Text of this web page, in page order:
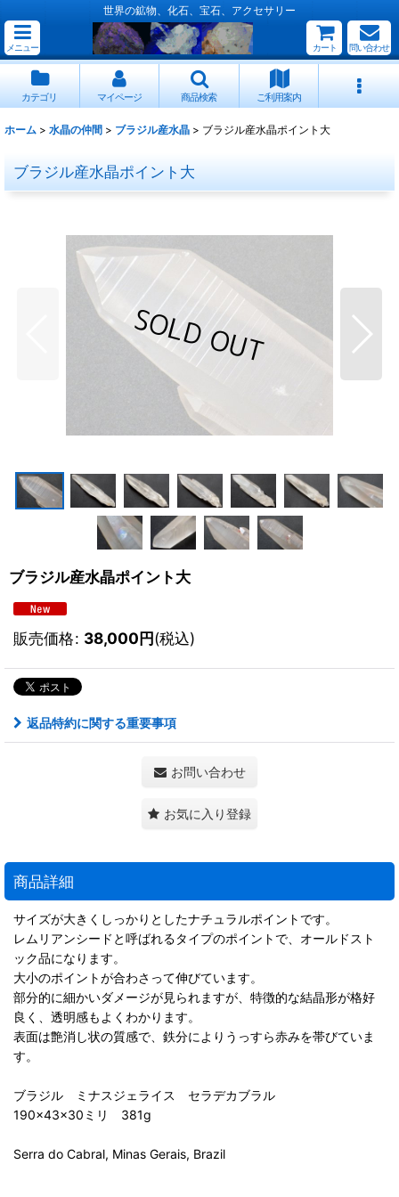
世界の鉱物、化石、宝石、アクセサリー
メニュー カート 問い合わせ
カテゴリ マイページ 商品検索 ご利用案内
ホーム > 水晶の仲間 > ブラジル産水晶 > ブラジル産水晶ポイント大
ブラジル産水晶ポイント大
ブラジル産水晶ポイント大
販売価格: 38,000円(税込)
返品特約に関する重要事項
お問い合わせ
お気に入り登録
商品詳細
サイズが大きくしっかりとしたナチュラルポイントです。
レムリアンシードと呼ばれるタイプのポイントで、オールドスト
ック品になります。
大小のポイントが合わさって伸びています。
部分的に細かいダメージが見られますが、特徴的な結晶形が格好
良く、透明感もよくわかります。
表面は艶消し状の質感で、鉄分によりうっすら赤みを帯びていま
す。
ブラジル ミナスジェライス セラデカブラル
190×43×30ミリ 381g
Serra do Cabral, Minas Gerais, Brazil